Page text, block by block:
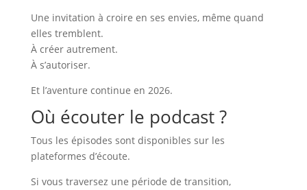
Une invitation à croire en ses envies, même quand
elles tremblent.
À créer autrement.
À s’autoriser.
Et l’aventure continue en 2026.
Où écouter le podcast ?
Tous les épisodes sont disponibles sur les
plateformes d’écoute.
Si vous traversez une période de transition,